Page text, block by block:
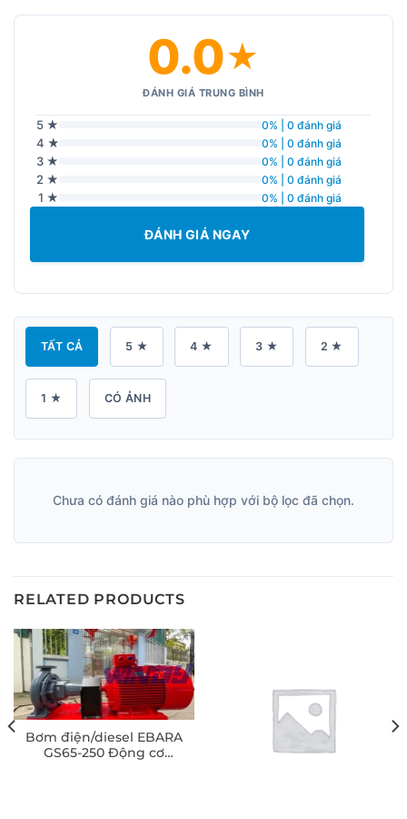
0.0★
ĐÁNH GIÁ TRUNG BÌNH
5 ★ 0% | 0 đánh giá
4 ★ 0% | 0 đánh giá
3 ★ 0% | 0 đánh giá
2 ★ 0% | 0 đánh giá
1 ★ 0% | 0 đánh giá
ĐÁNH GIÁ NGAY
TẤT CẢ 5 ★ 4 ★ 3 ★ 2 ★
1 ★ CÓ ẢNH
Chưa có đánh giá nào phù hợp với bộ lọc đã chọn.
RELATED PRODUCTS
Bơm điện/diesel EBARA
GS65-250 Động cơ